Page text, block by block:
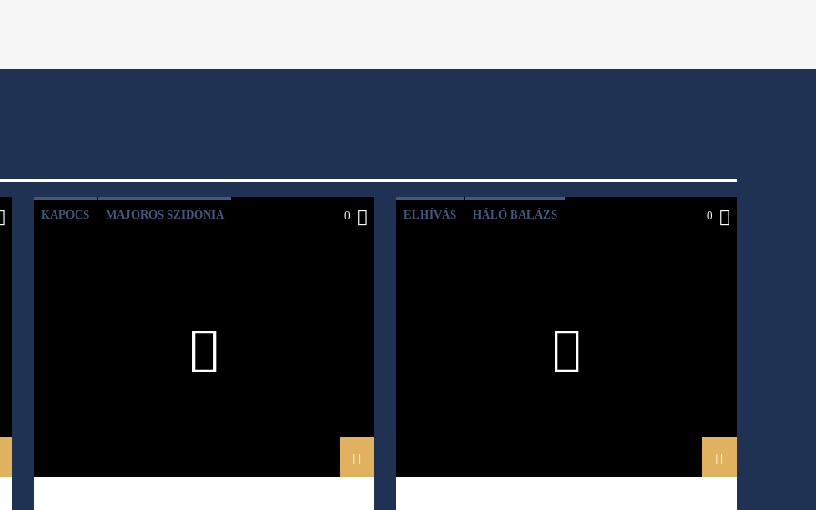
KAPOCS MAJOROS SZIDÓNIA 0 ELHÍVÁS HÁLÓ BALÁZS 0